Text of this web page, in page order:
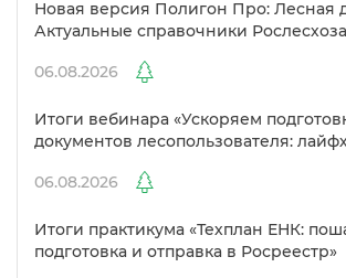
Новая версия Полигон Про: Лесная
Актуальные справочники
06.08.2026
Итоги вебинара «Ускоряем
документов лесопользователя:
06.08.2026
Итоги практикума «Техплан ЕНК:
подготовка и отправка в Росреестр»